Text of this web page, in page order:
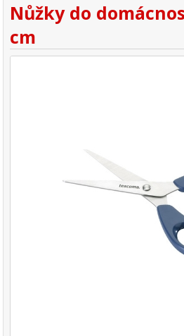
Nůžky do
cm